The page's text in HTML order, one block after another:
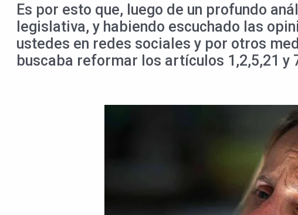
Es por esto que, luego de un profundo
legislativa, y habiendo escuchado las
ustedes en redes sociales y por otros
buscaba reformar los artículos 1,2,5,21 y